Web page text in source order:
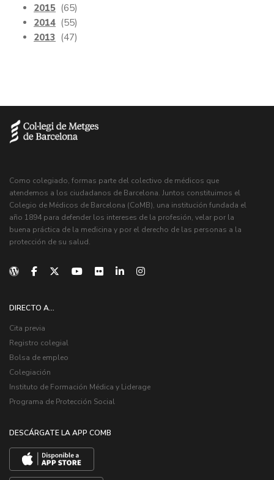
2015 (65)
2014 (55)
2013 (47)
Como colegiado, formas parte del colectivo de médicos que
atendemos a los ciudadanos de Barcelona. Juntos constituimos el
Colegio de Médicos de Barcelona (CoMB), una institución fundada el
año 1894 para defender los intereses de la profesión, velar por la
buena práctica de la medicina y por el derecho de las personas a la
protección de su salud.
DIRECTO A...
Cita previa
Registro colegial
Bolsa de empleo
Colegiación
Instituto de Formación Médica y Liderage
Programa de Protección Social
DESCÁRGATE LA APP COMB